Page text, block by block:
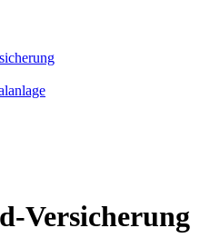
Versicherung